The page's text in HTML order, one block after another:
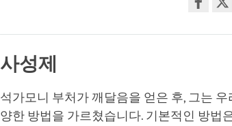
on
사성제
석가모니 부처가 깨달음을 얻은 후, 그는
양한 방법을 가르쳤습니다. 기본적인 방법